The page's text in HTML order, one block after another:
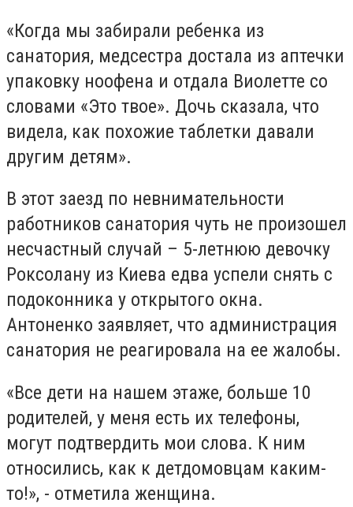
«Когда мы забирали ребенка из
санатория, медсестра достала из аптечки
упаковку ноофена и отдала Виолетте со
словами «Это твое». Дочь сказала, что
видела, как похожие таблетки давали
другим детям».
В этот заезд по невнимательности
работников санатория чуть не произошел
несчастный случай – 5-летнюю девочку
Роксолану из Киева едва успели снять с
подоконника у открытого окна.
Антоненко заявляет, что администрация
санатория не реагировала на ее жалобы.
«Все дети на нашем этаже, больше 10
родителей, у меня есть их телефоны,
могут подтвердить мои слова. К ним
относились, как к детдомовцам каким-
то!», - отметила женщина.